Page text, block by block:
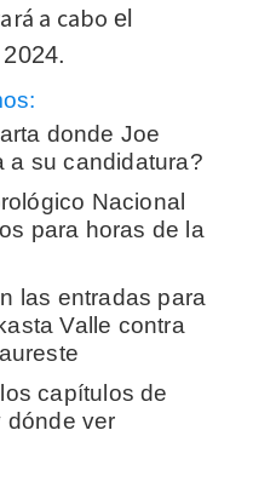
a cabo el
donde Joe
a su candidatura?
Nacional
para horas de la
las entradas para
Valle contra
capítulos de
dónde ver